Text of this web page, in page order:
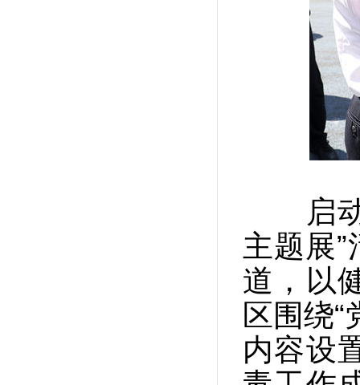
启动
主题展
道，以
区围绕“
内容设